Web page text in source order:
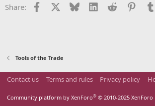
Share: Facebook Bluesky LinkedInReddit
Tools of the Trade
Contact us Terms and rules Privacy policy
Community platform by XenForo® © 2010-2025 XenForo